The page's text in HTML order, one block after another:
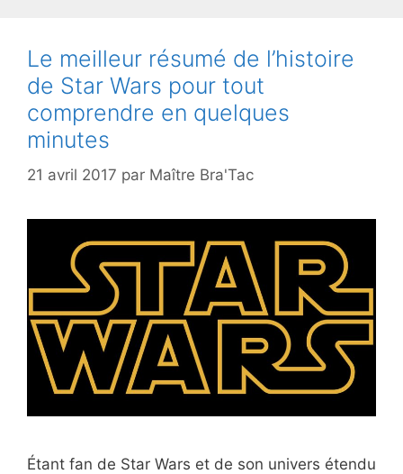
Le meilleur résumé de l’histoire
de Star Wars pour tout
comprendre en quelques
minutes
21 avril 2017 par Maître Bra'Tac
Étant fan de Star Wars et de son univers étendu